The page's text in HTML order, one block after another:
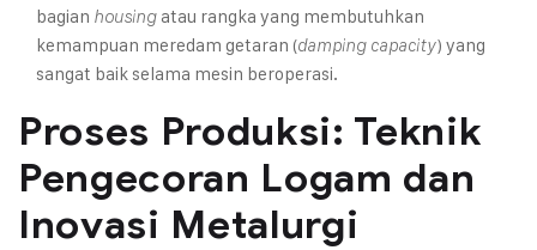
bagian housing atau rangka yang membutuhkan
kemampuan meredam getaran (damping capacity) yang
sangat baik selama mesin beroperasi.
Proses Produksi: Teknik
Pengecoran Logam dan
Inovasi Metalurgi